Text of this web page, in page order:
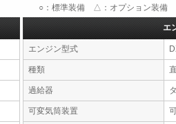
○：標準装備 △：オプション装備 -
エ
エンジン型式
種類
過給器
可変気筒装置